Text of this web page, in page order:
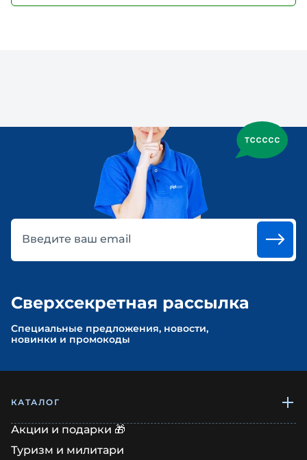
Введите ваш email
Сверхсекретная рассылка
Cпециальные предложения, новости,
новинки и промокоды
КАТАЛОГ
Акции и подарки 🎁
Туризм и милитари